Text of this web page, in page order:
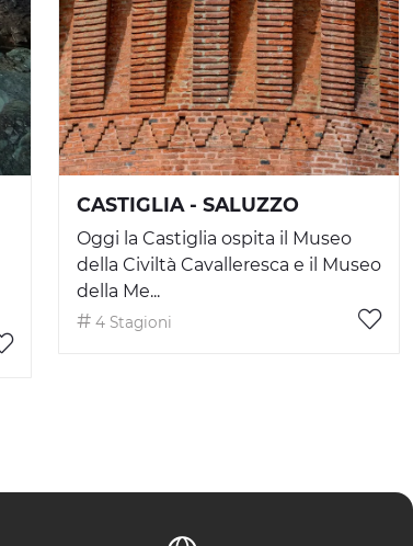
CASTIGLIA - SALUZZO
Oggi la Castiglia ospita il Museo
della Civiltà Cavalleresca e il Museo
della Me...
4 Stagioni